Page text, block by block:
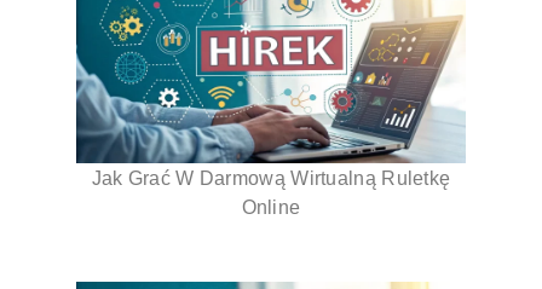
Jak Grać W Darmową Wirtualną Ruletkę
Online